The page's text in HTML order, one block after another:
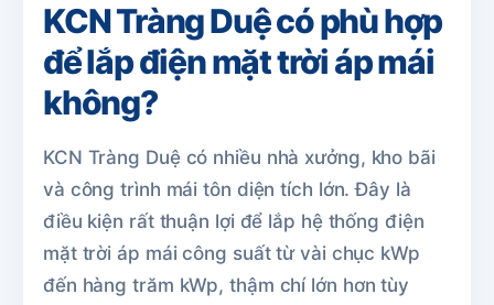
KCN Tràng Duệ có phù hợp
để lắp điện mặt trời áp mái
không?
KCN Tràng Duệ có nhiều nhà xưởng, kho bãi
và công trình mái tôn diện tích lớn. Đây là
điều kiện rất thuận lợi để lắp hệ thống điện
mặt trời áp mái công suất từ vài chục kWp
đến hàng trăm kWp, thậm chí lớn hơn tùy